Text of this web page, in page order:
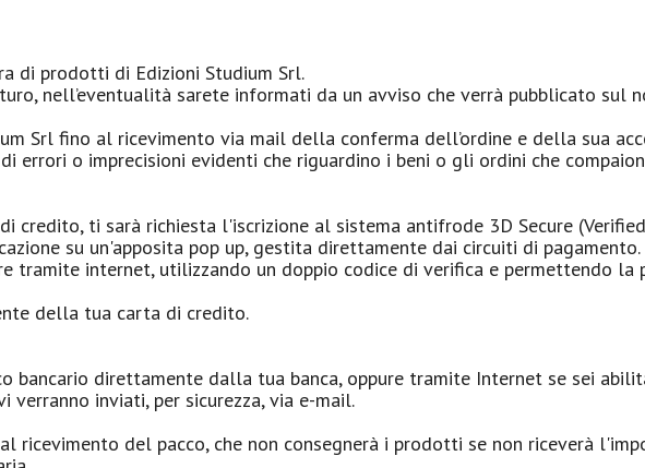
di prodotti di Edizioni Studium Srl.
nell’eventualità sarete informati da un avviso che verrà pubblicato sul
Srl fino al ricevimento via mail della conferma dell’ordine e della sua
errori o imprecisioni evidenti che riguardino i beni o gli ordini che
credito, ti sarà richiesta l'iscrizione al sistema antifrode 3D Secure
su un'apposita pop up, gestita direttamente dai circuiti di pagamento.
tramite internet, utilizzando un doppio codice di verifica e permettendo
della tua carta di credito.
bancario direttamente dalla tua banca, oppure tramite Internet se sei
verranno inviati, per sicurezza, via e-mail.
ricevimento del pacco, che non consegnerà i prodotti se non riceverà